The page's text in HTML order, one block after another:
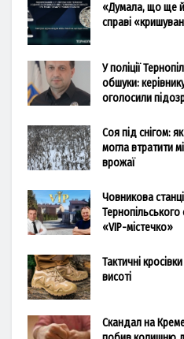
«Думала, що ще й
справі
У поліції
обшуки:
оголосили
Соя під снігом:
могла втратити
врожаї
Човникова
«VIP-містечко»
Тактичні
висоті
Скандал на